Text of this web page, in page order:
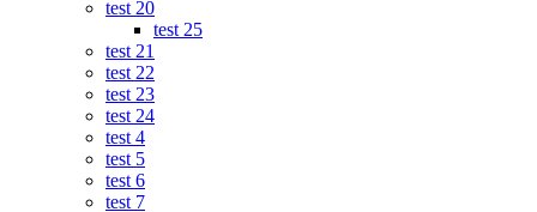
test 20
test 25
test 21
test 22
test 23
test 24
test 4
test 5
test 6
test 7